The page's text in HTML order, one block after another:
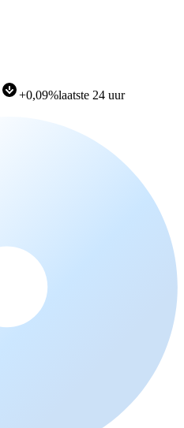
+0,09%laatste 24 uur